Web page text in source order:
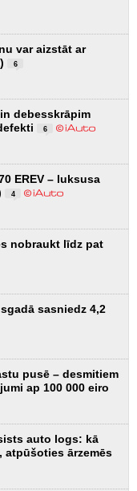
var aizstāt ar
6
debesskrāpim
6
EREV – luksusa
4
nobraukt līdz pat
sasniedz 4,2
pusē – desmitiem
ap 100 000 eiro
auto logs: kā
atpūšoties ārzemēs